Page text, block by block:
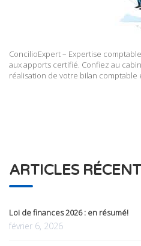
ConcilioExpert – Expertise
aux apports certifié. Confiez au
réalisation de votre bilan comptable
ARTICLES
Loi de finances 2026 : en résumé!
février 6, 2026